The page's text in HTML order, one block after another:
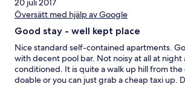
20 juli 2017
Översätt med hjälp av Google
Good stay - well kept place
Nice standard self-contained apartments.
with decent pool bar. Not noisy at all at night
conditioned. It is quite a walk up hill from
doable or you can just grab a cheap taxi up.